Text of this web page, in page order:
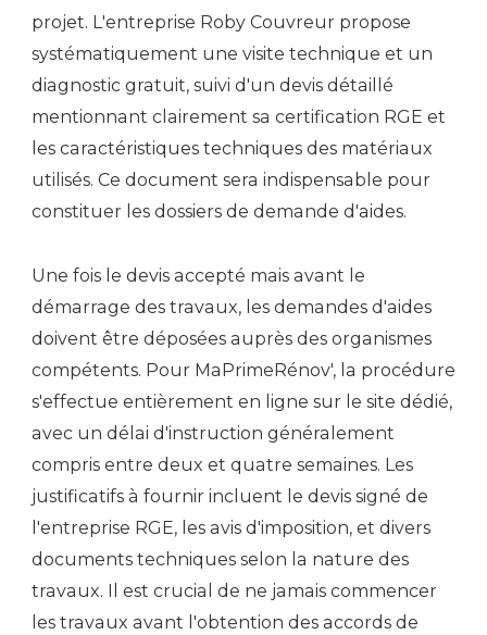
projet. L'entreprise Roby Couvreur propose
systématiquement une visite technique et un
diagnostic gratuit, suivi d'un devis détaillé
mentionnant clairement sa certification RGE et
les caractéristiques techniques des matériaux
utilisés. Ce document sera indispensable pour
constituer les dossiers de demande d'aides.
Une fois le devis accepté mais avant le
démarrage des travaux, les demandes d'aides
doivent être déposées auprès des organismes
compétents. Pour MaPrimeRénov', la procédure
s'effectue entièrement en ligne sur le site dédié,
avec un délai d'instruction généralement
compris entre deux et quatre semaines. Les
justificatifs à fournir incluent le devis signé de
l'entreprise RGE, les avis d'imposition, et divers
documents techniques selon la nature des
travaux. Il est crucial de ne jamais commencer
les travaux avant l'obtention des accords de